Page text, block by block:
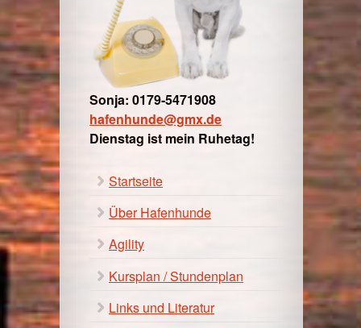
Sonja: 0179-5471908
hafenhunde@gmx.de
Dienstag ist mein Ruhetag!
Startseite
Über Hafenhunde
Agility
Kursplan / Stundenplan
Links und Literatur